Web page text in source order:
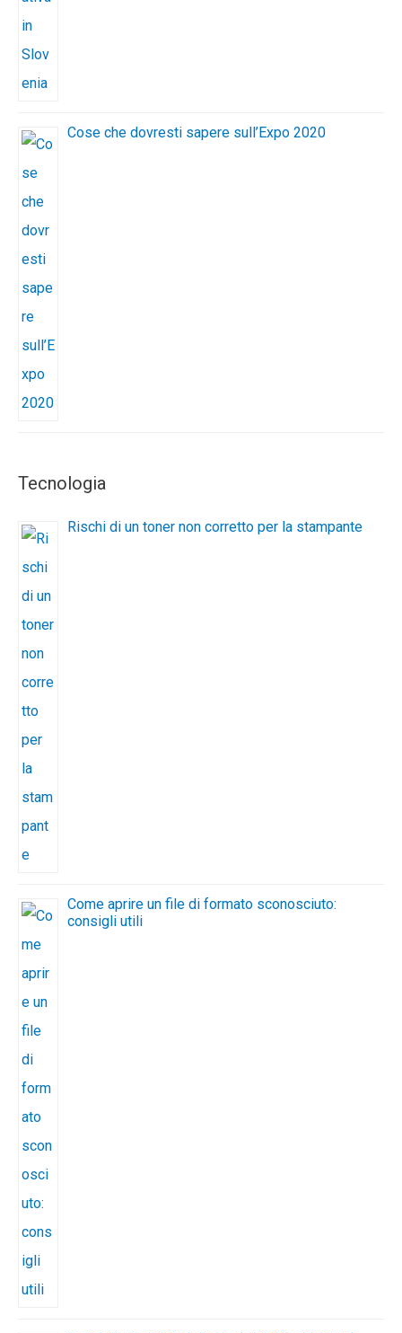
Cose che dovresti sapere sull’Expo 2020
Tecnologia
Rischi di un toner non corretto per la stampante
Come aprire un file di formato sconosciuto:
consigli utili